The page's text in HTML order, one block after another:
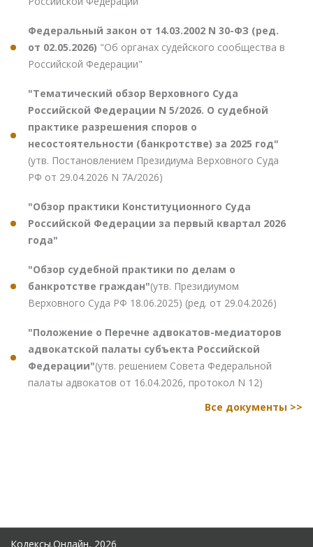
Федеральный закон от 14.03.2002 N 30-ФЗ (ред.
от 02.05.2026) "Об органах судейского сообщества в
Российской Федерации"
"Тематический обзор Верховного Суда
Российской Федерации N 5/2026. О судебной
практике разрешения споров о
несостоятельности (банкротстве) за 2025 год"
(утв. Постановлением Президиума Верховного Суда
РФ от 29.04.2026 N 7А/2026)
"Обзор практики Конституционного Суда
Российской Федерации за первый квартал 2026
года"
"Обзор судебной практики по делам о
банкротстве граждан"(утв. Президиумом
Верховного Суда РФ 18.06.2025) (ред. от 29.04.2026)
"Положение о Перечне адвокатов-медиаторов
адвокатской палаты субъекта Российской
Федерации"(утв. решением Совета Федеральной
палаты адвокатов от 16.04.2026, протокол N 12)
Все документы >>
Кодексы.Онлайн, 2026